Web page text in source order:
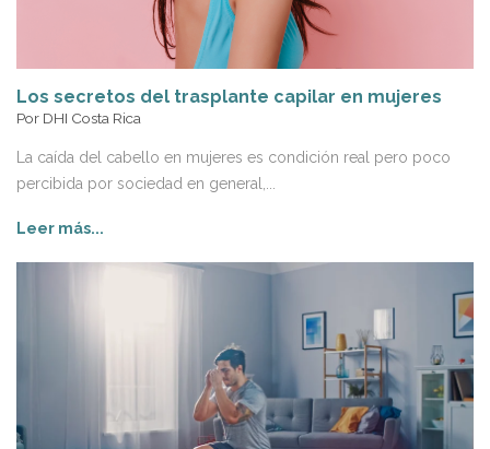
Los secretos del trasplante capilar en mujeres
Por DHI Costa Rica
La caída del cabello en mujeres es condición real pero poco
percibida por sociedad en general,...
Leer más...